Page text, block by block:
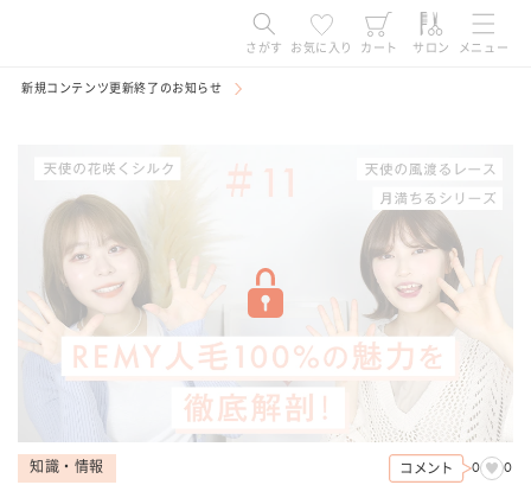
さがす お気に入り カート サロン メニュー
新規コンテンツ更新終了のお知らせ
知識・情報 コメント 0 0